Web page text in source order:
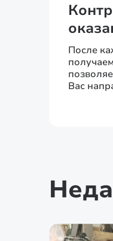
После
Вас